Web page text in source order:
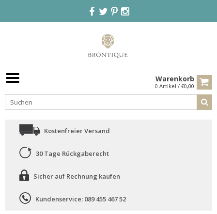
Warenkorb
0 Artikel / €0,00
Kostenfreier Versand
30 Tage Rückgaberecht
Sicher auf Rechnung kaufen
Kundenservice: 089 455 467 52